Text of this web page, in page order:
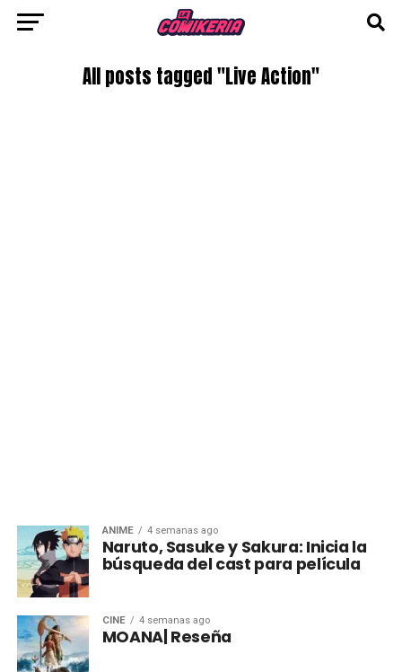
All posts tagged "Live Action"
ANIME 4 semanas ago
Naruto, Sasuke y Sakura: Inicia la
búsqueda del cast para película
CINE 4 semanas ago
MOANA| Reseña